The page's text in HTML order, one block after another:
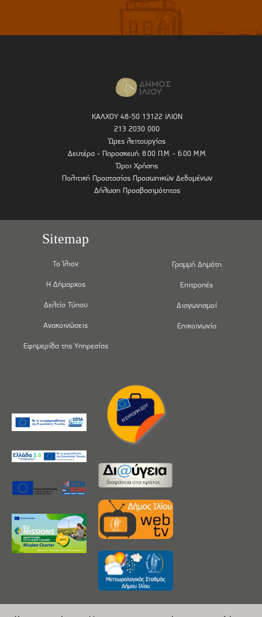
ΚΑΛΧΟΥ 48-50 13122 ΙΛΙΟΝ
213 2030 000
Ώρες λειτουργίας
Δευτέρα - Παρασκευή: 8.00 Π.Μ. - 6.00 Μ.Μ.
Όροι Χρήσης
Πολιτική Προστασίας Προσωπικών Δεδομένων
Δήλωση Προσβασιμότητας
Sitemap
Το Ίλιον
Η Δήμαρχος
Δελτία Τύπου
Ανακοινώσεις
Εφημερίδα της Υπηρεσίας
Γραμμή Δημότη
Επιτροπές
Διαγωνισμοί
Επικοινωνία